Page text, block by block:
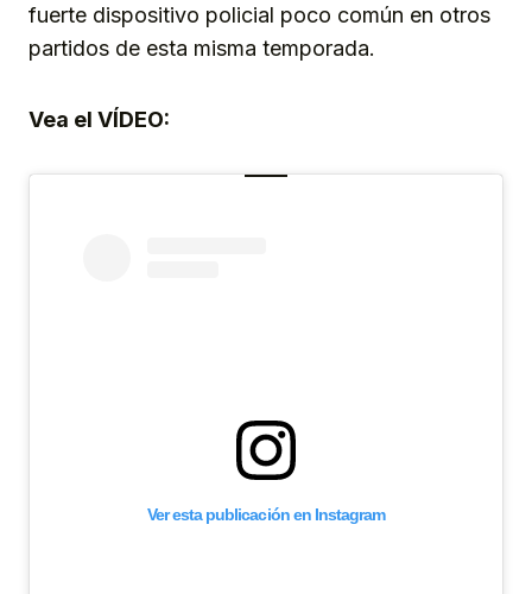
fuerte dispositivo policial poco común en otros
partidos de esta misma temporada.
Vea el VÍDEO:
Ver esta publicación en Instagram